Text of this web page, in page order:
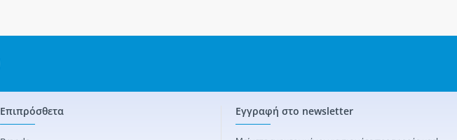
Επιπρόσθετα Εγγραφή στο newsletter